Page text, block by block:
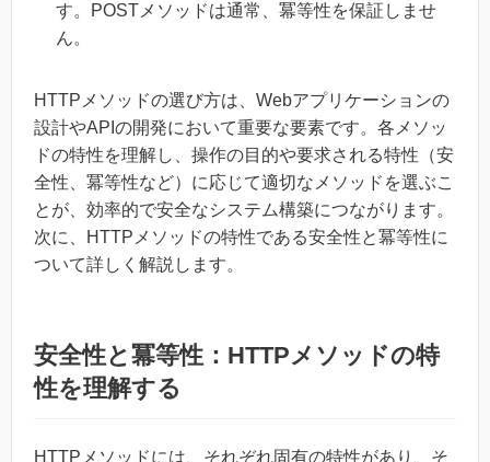
す。POSTメソッドは通常、冪等性を保証しませ
ん。
HTTPメソッドの選び方は、Webアプリケーションの
設計やAPIの開発において重要な要素です。各メソッ
ドの特性を理解し、操作の目的や要求される特性（安
全性、冪等性など）に応じて適切なメソッドを選ぶこ
とが、効率的で安全なシステム構築につながります。
次に、HTTPメソッドの特性である安全性と冪等性に
ついて詳しく解説します。
安全性と冪等性：HTTPメソッドの特
性を理解する
HTTPメソッドには、それぞれ固有の特性があり、そ